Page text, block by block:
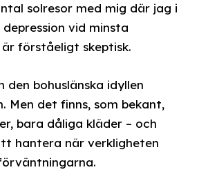
solresor med mig där jag i
vid minsta
förståeligt skeptisk.
den bohuslänska idyllen
Men det finns, som bekant,
bara dåliga kläder – och
hantera när verkligheten